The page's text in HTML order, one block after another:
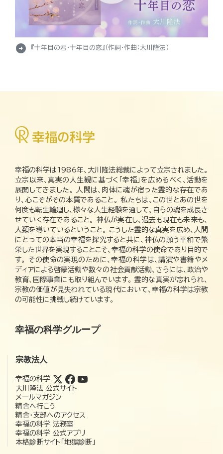
arrow_circle_right 『十年目の君・十年目の恋』（作詞・作曲：大川隆法）
幸福の科学は1986年、大川隆法総裁によって立宗されました。
立宗以来、真実の人生観に基づく「幸福」を広めるべく、活動を
展開してきました。 人間は、肉体に魂が宿った霊的な存在であ
り、心こそがその本質であること。 私たちは、この世とあの世を
何度も転生輪廻し、様々な人生経験を通して、自らの魂を成長さ
せていく存在であること。 神仏が実在し、過去も現在も未来も、
人類を導いているということ。 こうした霊的な真実を広め、人間
にとっての本当の幸福を探究すると共に、神仏の願う平和で繁
栄した世界を実現することこそ、幸福の科学の使命であり目的で
す。 その使命の実現のために、幸福の科学は、講演や書籍やメ
ディアによる啓蒙活動や数々の社会貢献活動、さらには、政治や
教育、国際事業にも取り組んでいます。 霊的な真実が忘れられ、
宗教の価値が見失われている現代において、幸福の科学は宗教
の可能性に挑戦し続けています。
幸福の科学グループ
宗教法人
幸福の科学
大川隆法 公式サイト
メールマガジン
精舎へ行こう
精舎・支部へのアクセス
幸福の科学 法務室
幸福の科学 公式アプリ
本格診断サイト「地獄診断」